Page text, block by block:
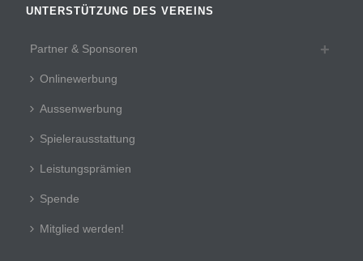
UNTERSTÜTZUNG DES VEREINS
Partner & Sponsoren
Onlinewerbung
Aussenwerbung
Spielerausstattung
Leistungsprämien
Spende
Mitglied werden!